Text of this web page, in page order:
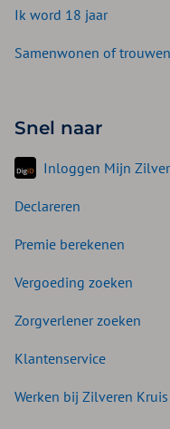
Ik word 18 jaar
Samenwonen of trouwen
Snel naar
Inloggen Mijn
Declareren
Premie berekenen
Vergoeding zoeken
Zorgverlener zoeken
Klantenservice
Werken bij Zilveren Kruis